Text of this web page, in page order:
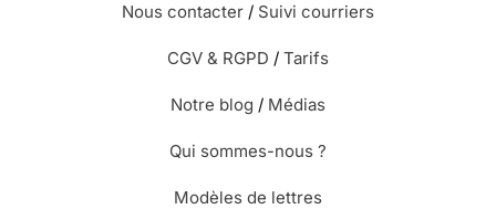
Nous contacter / Suivi courriers
CGV & RGPD / Tarifs
Notre blog / Médias
Qui sommes-nous ?
Modèles de lettres